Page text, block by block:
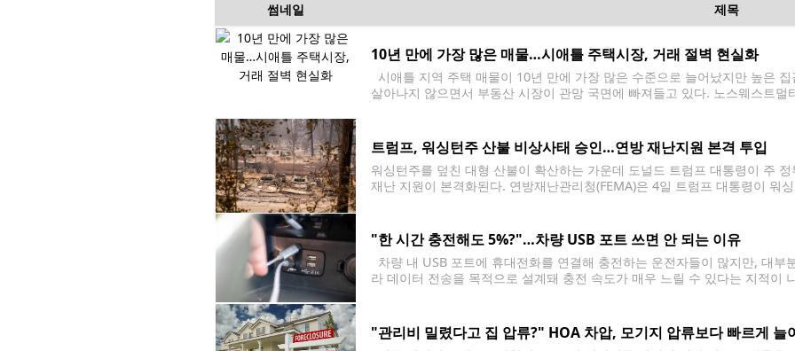
썸네일 제목
10년 만에 가장 많은 매물…시애틀 주택시장, 거래 절벽 현실화
시애틀 지역 주택 매물이 10년 만에 가장 많은 수준으로 늘어났지만 높은
살아나지 않으면서 부동산 시장이 관망 국면에 빠져들고 있다. 노스웨스트
트럼프, 워싱턴주 산불 비상사태 승인…연방 재난지원 본격 투입
워싱턴주를 덮친 대형 산불이 확산하는 가운데 도널드 트럼프 대통령이 주
재난 지원이 본격화된다. 연방재난관리청(FEMA)은 4일 트럼프 대통령이
"한 시간 충전해도 5%?"…차량 USB 포트 쓰면 안 되는 이유
차량 내 USB 포트에 휴대전화를 연결해 충전하는 운전자들이 많지만, 대
라 데이터 전송을 목적으로 설계돼 충전 속도가 매우 느릴 수 있다는 지적이
"관리비 밀렸다고 집 압류?" HOA 차압, 모기지 압류보다 빠르게 늘